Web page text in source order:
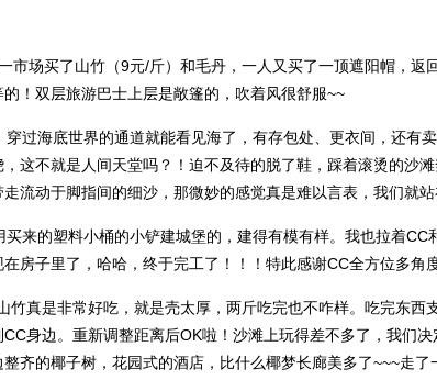
市场买了山竹（9元/斤）和毛丹，一人又买了一顶遮阳帽，
！双层旅游巴士上层是敞篷的，吹着风很舒服~~
过海底世界的通道就能看见海了，有存包处、更衣间，还有
这不就是人间天堂吗？！迫不及待的脱了鞋，踩着滚烫的沙
流动于脚指间的细沙，那微妙的感觉真是难以言表，我们就
来的塑料小桶的小铲建城堡的，建得有模有样。我也拉着
房子里了，哈哈，终于完工了！！！特此感谢CC全方位多角
竹真是非常好吃，就是壳太厚，两斤吃完也不咋样。吃完东
身边。重新调整距离后OK啦！沙滩上玩得差不多了，我们
齐的椰子树，花园式的酒店，比什么椰梦长廊美多了~~~走